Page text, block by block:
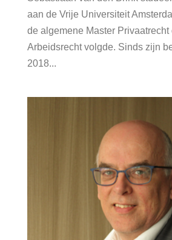
aan de Vrije Universiteit
de algemene Master Privaatrecht
Arbeidsrecht volgde. Sinds zijn
2018...